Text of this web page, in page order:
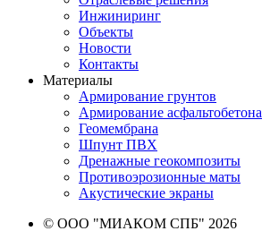
Инжиниринг
Объекты
Новости
Контакты
Материалы
Армирование грунтов
Армирование асфальтобетона
Геомембрана
Шпунт ПВХ
Дренажные геокомпозиты
Противоэрозионные маты
Акустические экраны
© ООО "МИАКОМ СПБ" 2026